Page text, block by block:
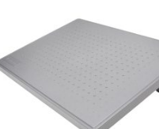
Microban
Fellowes
quantità